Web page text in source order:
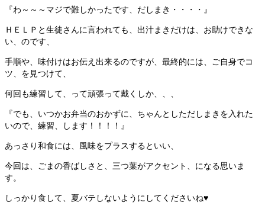
『わ～～～マジで難しかったです、だしまき・・・・』
ＨＥＬＰと生徒さんに言われても、出汁まきだけは、お助けできな
い、のです、
手順や、味付けはお伝え出来るのですが、最終的には、ご自身でコ
ツ、を見つけて、
何回も練習して、って頑張って戴くしか、、、
『でも、いつかお弁当のおかずに、ちゃんとしただしまきを入れた
いので、練習、します！！！！』
あっさり和食には、風味をプラスするといい、
今回は、ごまの香ばしさと、三つ葉がアクセント、になる思いま
す。
しっかり食して、夏バテしないようにしてくださいね♥